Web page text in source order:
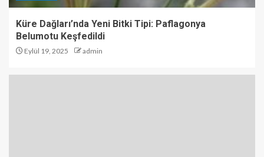
Küre Dağları’nda Yeni Bitki Tipi: Paflagonya
Belumotu Keşfedildi
Eylül 19, 2025 admin